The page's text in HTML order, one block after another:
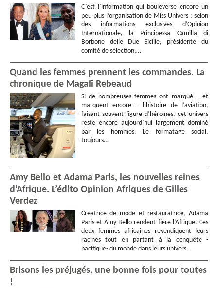
C’est l’information qui bouleverse encore un
peu plus l’organisation de Miss Univers : selon
des informations exclusives d’Opinion
Internationale, la Principessa Camilla di
Borbone delle Due Sicilie, présidente du
comité de sélection,…
Quand les femmes prennent les commandes. La
chronique de Magali Rebeaud
Si de nombreuses femmes ont marqué – et
marquent encore – l’histoire de l’aviation,
faisant souvent figure d’héroïnes, cet univers
reste encore aujourd’hui largement dominé
par les hommes. Le formatage social,
toujours…
Amy Bello et Adama Paris, les nouvelles reines
d’Afrique. L’édito Opinion Afriques de Gilles
Verdez
Créatrice de mode et restauratrice, Adama
Paris et Amy Bello rendent fière l’Afrique. Ces
deux femmes africaines revendiquent leurs
racines tout en partant à la conquête -
pacifique- du monde dans leurs univers…
Brisons les préjugés, une bonne fois pour toutes
!